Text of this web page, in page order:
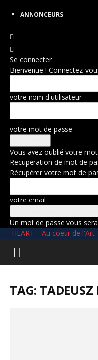
ANNONCEURS
Se connecter
Bienvenue ! Connectez-
votre nom d'utilisateur
votre mot de passe
Vous avez oublié votre mot
Récupération de mot de
Récupérer votre mot de
votre email
Un mot de passe vous
HEART – Au coeur de l'Art
TAG: